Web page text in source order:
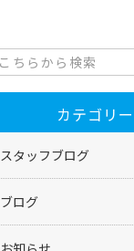
カテゴリー
スタッフブログ
ブログ